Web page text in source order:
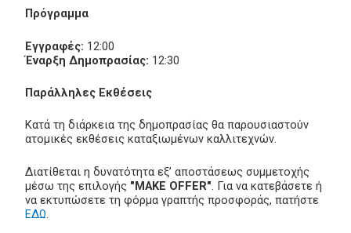
Πρόγραμμα
Εγγραφές: 12:00
Έναρξη Δημοπρασίας: 12:30
Παράλληλες Εκθέσεις
Κατά τη διάρκεια της δημοπρασίας θα παρουσιαστούν
ατομικές εκθέσεις καταξιωμένων καλλιτεχνών.
Διατίθεται η δυνατότητα εξ’ αποστάσεως συμμετοχής
μέσω της επιλογής "MAKE OFFER" . Για να κατεβάσετε ή
να εκτυπώσετε τη φόρμα γραπτής προσφοράς, πατήστε
ΕΔΩ